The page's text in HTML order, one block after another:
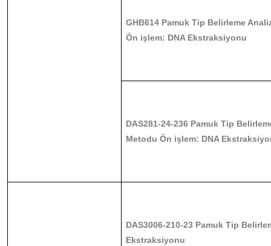
GHB614 Pamuk Tip Belirleme
Ön işlem: DNA Ekstraksiyonu
DAS281-24-236 Pamuk Tip
Metodu Ön işlem: DNA
DAS3006-210-23 Pamuk Tip
Ekstraksiyonu